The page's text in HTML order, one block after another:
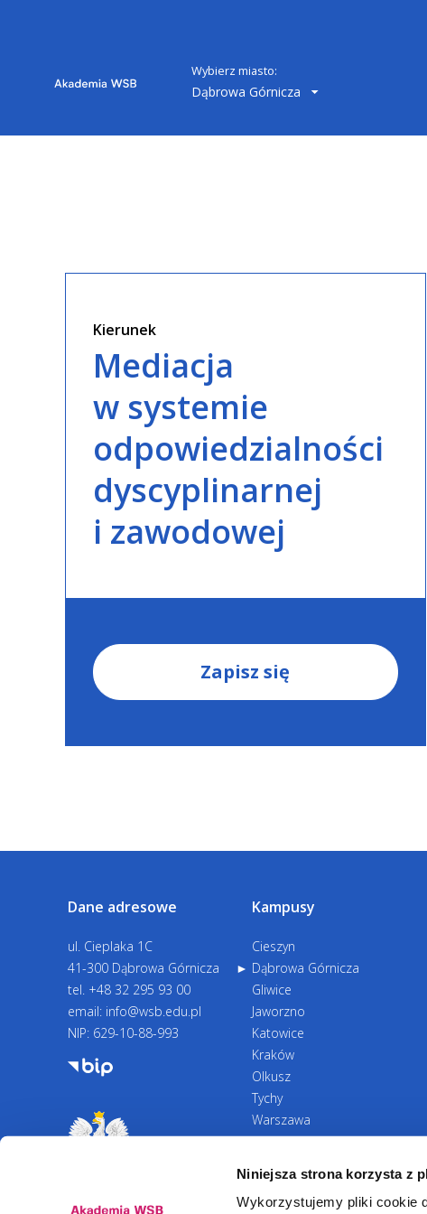
Niniejsza strona korzysta z
Wykorzystujemy pliki cookie
Wybierz miasto:
Dąbrowa Górnicza
Kierunek
Mediacja
w systemie
odpowiedzialności
dyscyplinarnej
i zawodowej
Zapisz się
Dane adresowe
ul. Cieplaka 1C
41-300 Dąbrowa Górnicza
tel. +48 32 295 93 00
email: info@wsb.edu.pl
NIP: 629-10-88-993
Kampusy
Cieszyn
Dąbrowa Górnicza
Gliwice
Jaworzno
Katowice
Kraków
Olkusz
Tychy
Warszawa
Zawiercie